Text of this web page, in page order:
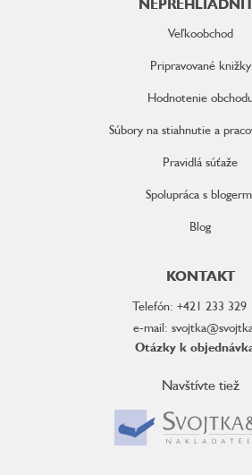
Veľkoobchod
Pripravované knižky
Hodnotenie
Súbory na stiahnutie a
Pravidlá súťaže
Spolupráca s
Blog
KONTAKT
Telefón: +421 233 329
e-mail:
Otázky k
Navštívte tiež